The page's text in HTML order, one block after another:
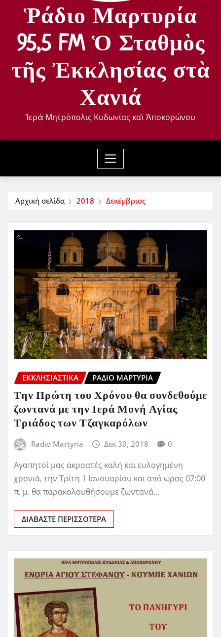
Ῥάδιο Μαρτυρία
95,5 FM Ὁ Σταθμὸς
τῆς Ἐκκλησίας στὰ
Χανιά
Ἱερὰ Μητρόπολις Κυδωνίας καὶ Ἀποκορώνου
Αρχική σελίδα 2018 Δεκέμβριος
ΕΚΚΛΗΣΙΑΣΤΙΚΆ ΡΆΔΙΟ ΜΑΡΤΥΡΊΑ
Την Πρώτη του Χρόνου θα συνδεθούμε
ζωντανά με την Ιερά Μονή Αγίας
Τριάδος των Τζαγκαρόλων
Radio Martyria Δεκ 30, 2018 0
Αγαπητοί μας ακροατές καλή και ευλογημένη
χρονιά, την Τρίτη 1 Ιανουαρίου και από ώρας 07:00
π. μ. θα παρακολουθήσουμε ζωντανά…
ΔΙΑΒΆΣΤΕ ΠΕΡΙΣΣΌΤΕΡΑ